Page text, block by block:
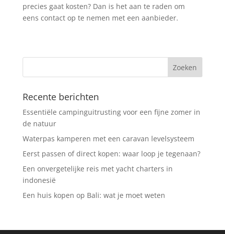
precies gaat kosten? Dan is het aan te raden om
eens contact op te nemen met een aanbieder.
Recente berichten
Essentiële campinguitrusting voor een fijne zomer in
de natuur
Waterpas kamperen met een caravan levelsysteem
Eerst passen of direct kopen: waar loop je tegenaan?
Een onvergetelijke reis met yacht charters in
indonesië
Een huis kopen op Bali: wat je moet weten